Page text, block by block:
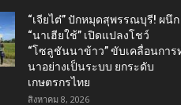
“เจียไต๋” ปักหมุดสุพรรณบุรี! ผนึก
“นาเฮียใช้” เปิดแปลงโชว์
“โซลูชันนาข้าว” ขับเคลื่อนการ
นาอย่างเป็นระบบ ยกระดับ
เกษตรกรไทย
สิงหาคม 8, 2026